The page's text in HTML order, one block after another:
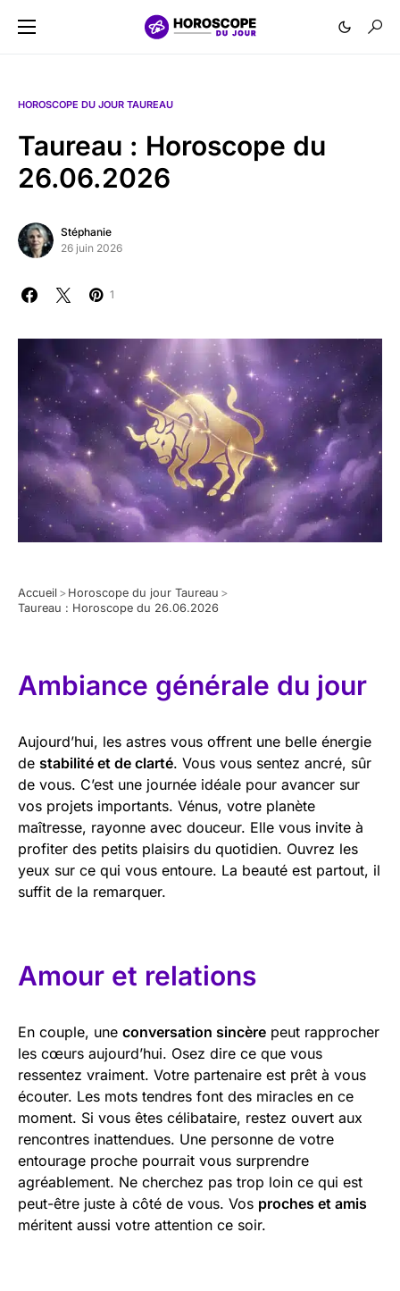
HOROSCOPE DU JOUR TAUREAU
Taureau : Horoscope du
26.06.2026
Stéphanie
26 juin 2026
1
Accueil > Horoscope du jour Taureau >
Taureau : Horoscope du 26.06.2026
Ambiance générale du jour
Aujourd’hui, les astres vous offrent une belle énergie
de stabilité et de clarté. Vous vous sentez ancré, sûr
de vous. C’est une journée idéale pour avancer sur
vos projets importants. Vénus, votre planète
maîtresse, rayonne avec douceur. Elle vous invite à
profiter des petits plaisirs du quotidien. Ouvrez les
yeux sur ce qui vous entoure. La beauté est partout, il
suffit de la remarquer.
Amour et relations
En couple, une conversation sincère peut rapprocher
les cœurs aujourd’hui. Osez dire ce que vous
ressentez vraiment. Votre partenaire est prêt à vous
écouter. Les mots tendres font des miracles en ce
moment. Si vous êtes célibataire, restez ouvert aux
rencontres inattendues. Une personne de votre
entourage proche pourrait vous surprendre
agréablement. Ne cherchez pas trop loin ce qui est
peut-être juste à côté de vous. Vos proches et amis
méritent aussi votre attention ce soir.